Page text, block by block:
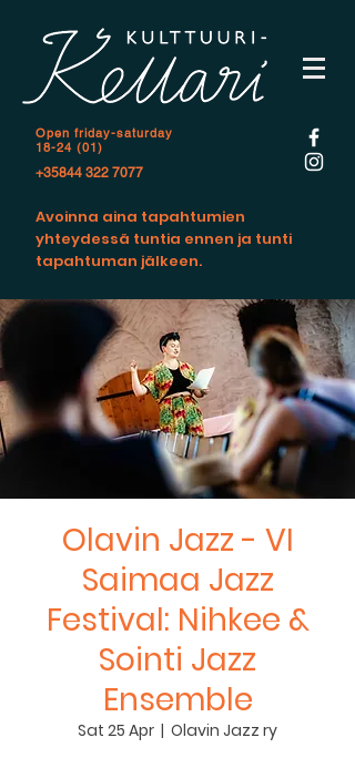
Open friday-saturday
18-24 (01)
+35844 322 7077
Avoinna aina tapahtumien
yhteydessä tuntia ennen ja tunti
tapahtuman jälkeen.
Olavin Jazz - VI
Saimaa Jazz
Festival: Nihkee &
Sointi Jazz
Ensemble
Sat 25 Apr
  |
Olavin Jazz ry